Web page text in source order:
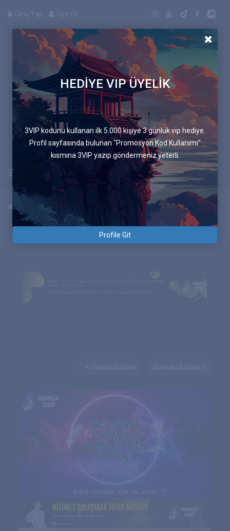
Giriş Yap Üye Ol
Manga
Uygulamayı İndir
Anasayfa Mavi Sandalye
670.Bölüm Acemilere Tarifler
HEDİYE VIP ÜYELİK
3VIP kodunu kullanan ilk 5.000 kişiye 3 günlük vip hediye.
Profil sayfasında bulunan "Promosyon Kod Kullanımı"
kısmına 3VIP yazıp göndermeniz yeterli.
Profile Git